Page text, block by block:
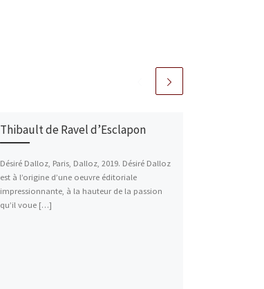
Thibault de Ravel d’Esclapon
Désiré Dalloz, Paris, Dalloz, 2019. Désiré Dalloz
est à l’origine d’une oeuvre éditoriale
impressionnante, à la hauteur de la passion
qu’il voue […]